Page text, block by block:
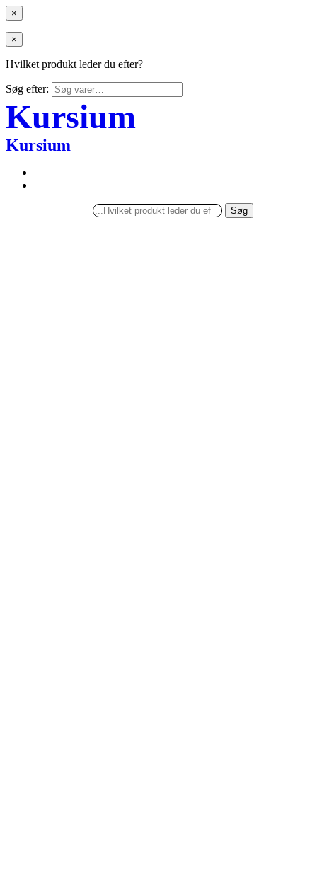
×
×
Hvilket produkt leder du efter?
Søg efter:
Kursium
Kursium
Søg